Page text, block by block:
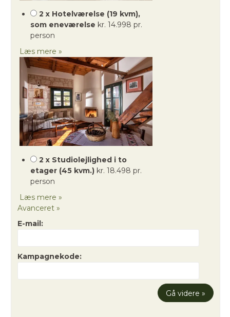
2 x Hotelværelse (19 kvm),
som eneværelse kr. 14.998 pr.
person
Læs mere »
2 x Studiolejlighed i to
etager (45 kvm.) kr. 18.498 pr.
person
Læs mere »
Avanceret »
E-mail:
Kampagnekode: